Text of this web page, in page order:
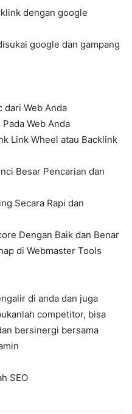
dengan google
google dan gampang
dari Web Anda
Web Anda
Link Wheel atau Backlink
Besar Pencarian dan
Secara Rapi dan
Dengan Baik dan Benar
di Webmaster Tools
di anda dan juga
competitor, bisa
bersinergi bersama
SEO